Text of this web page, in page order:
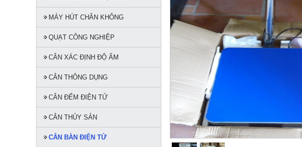
MÁY HÚT CHÂN KHÔNG
QUẠT CÔNG NGHIỆP
CÂN XÁC ĐỊNH ĐỘ ẨM
CÂN THÔNG DỤNG
CÂN ĐẾM ĐIỆN TỬ
CÂN THỦY SẢN
CÂN BÀN ĐIỆN TỬ